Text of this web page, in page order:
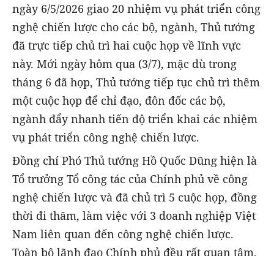
ngày 6/5/2026 giao 20 nhiệm vụ phát triển công
nghệ chiến lược cho các bộ, ngành, Thủ tướng
đã trực tiếp chủ trì hai cuộc họp về lĩnh vực
này. Mới ngày hôm qua (3/7), mặc dù trong
tháng 6 đã họp, Thủ tướng tiếp tục chủ trì thêm
một cuộc họp để chỉ đạo, đôn đốc các bộ,
ngành đẩy nhanh tiến độ triển khai các nhiệm
vụ phát triển công nghệ chiến lược.
Đồng chí Phó Thủ tướng Hồ Quốc Dũng hiện là
Tổ trưởng Tổ công tác của Chính phủ về công
nghệ chiến lược và đã chủ trì 5 cuộc họp, đồng
thời đi thăm, làm việc với 3 doanh nghiệp Việt
Nam liên quan đến công nghệ chiến lược.
Toàn bộ lãnh đạo Chính phủ đều rất quan tâm,